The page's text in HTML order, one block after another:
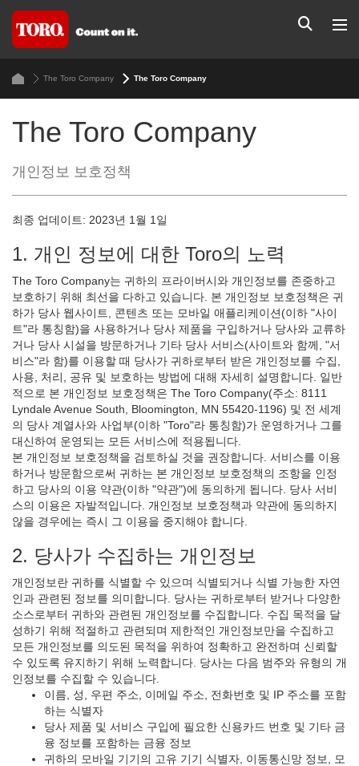
The Toro Company The Toro Company
The Toro Company
개인정보 보호정책
최종 업데이트: 2023년 1월 1일
1. 개인 정보에 대한 Toro의 노력
The Toro Company는 귀하의 프라이버시와 개인정보를 존중하고
보호하기 위해 최선을 다하고 있습니다. 본 개인정보 보호정책은 귀
하가 당사 웹사이트, 콘텐츠 또는 모바일 애플리케이션(이하 "사이
트"라 통칭함)을 사용하거나 당사 제품을 구입하거나 당사와 교류하
거나 당사 시설을 방문하거나 기타 당사 서비스(사이트와 함께, "서
비스"라 함)를 이용할 때 당사가 귀하로부터 받은 개인정보를 수집,
사용, 처리, 공유 및 보호하는 방법에 대해 자세히 설명합니다. 일반
적으로 본 개인정보 보호정책은 The Toro Company(주소: 8111
Lyndale Avenue South, Bloomington, MN 55420-1196) 및 전 세계
의 당사 계열사와 사업부(이하 "Toro"라 통칭함)가 운영하거나 그를
대신하여 운영되는 모든 서비스에 적용됩니다.
본 개인정보 보호정책을 검토하실 것을 권장합니다. 서비스를 이용
하거나 방문함으로써 귀하는 본 개인정보 보호정책의 조항을 인정
하고 당사의 이용 약관(이하 "약관")에 동의하게 됩니다. 당사 서비
스의 이용은 자발적입니다. 개인정보 보호정책과 약관에 동의하지
않을 경우에는 즉시 그 이용을 중지해야 합니다.
2. 당사가 수집하는 개인정보
개인정보란 귀하를 식별할 수 있으며 식별되거나 식별 가능한 자연
인과 관련된 정보를 의미합니다. 당사는 귀하로부터 받거나 다양한
소스로부터 귀하와 관련된 개인정보를 수집합니다. 수집 목적을 달
성하기 위해 적절하고 관련되며 제한적인 개인정보만을 수집하고
모든 개인정보를 의도된 목적을 위하여 정확하고 완전하며 신뢰할
수 있도록 유지하기 위해 노력합니다. 당사는 다음 범주와 유형의 개
인정보를 수집할 수 있습니다.
이름, 성, 우편 주소, 이메일 주소, 전화번호 및 IP 주소를 포함
하는 식별자
당사 제품 및 서비스 구입에 필요한 신용카드 번호 및 기타 금
융 정보를 포함하는 금융 정보
귀하의 모바일 기기의 고유 기기 식별자, 이동통신망 정보, 모